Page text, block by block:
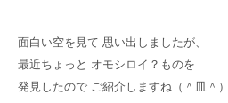
面白い空を見て 思い出しましたが、
最近ちょっと オモシロイ？ものを
発見したので ご紹介しますね（＾皿＾）